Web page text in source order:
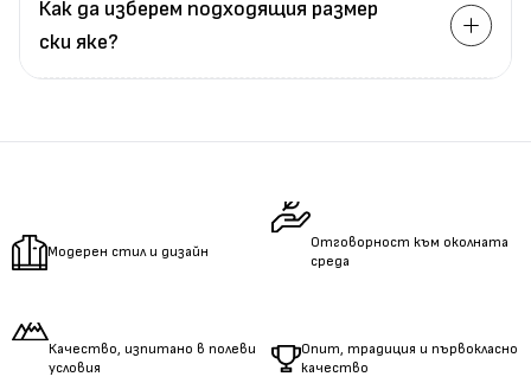
Как да изберем подходящия размер
ски яке?
Измеретеобиколкатана талията.
Модерен стил и дизайн
Отговорност към околната
среда
Качество, изпитано в полеви
условия
Опит, традиция и първокласно
качество